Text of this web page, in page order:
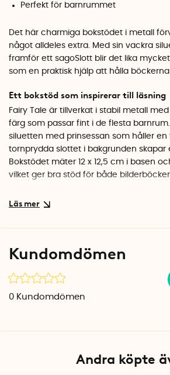
Perfekt för barnrummet
Det här charmiga bokstödet i metall
något alldeles extra. Med sin vackra
framför ett sagoSlott blir det lika
som en praktisk hjälp att hålla
Ett bokstöd som inspirerar till läsning
Fairy Tale är tillverkat i stabil metall
färg som passar fint i de flesta
siluetten med prinsessan som håller
tornprydda slottet i bakgrunden skapar
Bokstödet mäter 12 x 12,5 cm i basen
vilket ger bra stöd för både
Kundomdömen
0 Kundomdömen
Andra köpte